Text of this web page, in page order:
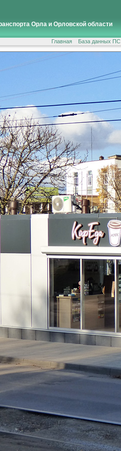
Орла и Орловской области
Главная База данных ПС